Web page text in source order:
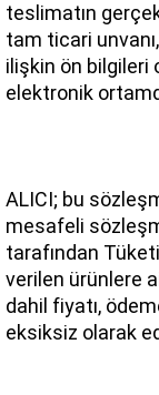
teslimatın
tam ticari
ilişkin ön bilgileri
elektronik
ALICI; bu
mesafeli
tarafından
verilen ürünlere
dahil fiyatı,
eksiksiz olarak